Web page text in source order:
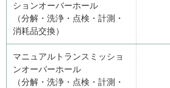
ションオーバーホール
（分解・洗浄・点検・計測・
消耗品交換）
マニュアルトランスミッショ
ンオーバーホール
（分解・洗浄・点検・計測・